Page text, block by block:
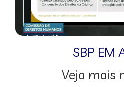
SBP EM
Veja mais